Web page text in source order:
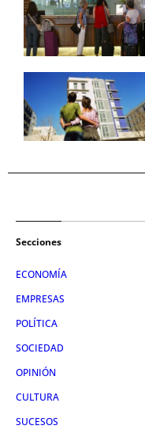
Secciones
ECONOMÍA
EMPRESAS
POLÍTICA
SOCIEDAD
OPINIÓN
CULTURA
SUCESOS